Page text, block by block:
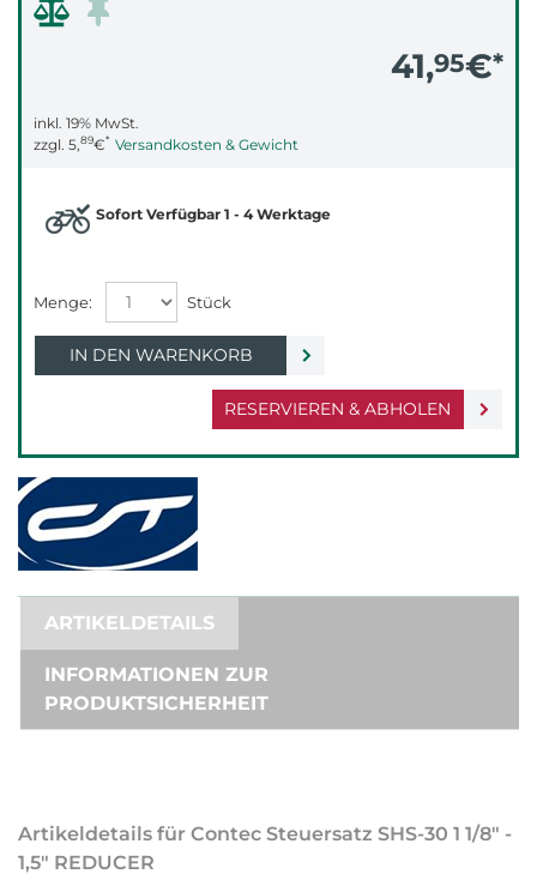
41,95€*
inkl. 19% MwSt.
zzgl. 5,89€* Versandkosten & Gewicht
RESERVIEREN & ABHOLEN
Sofort Verfügbar 1 - 4 Werktage
IN DEN WARENKORB
ARTIKELDETAILS
INFORMATIONEN ZUR
PRODUKTSICHERHEIT
Artikeldetails für Contec Steuersatz SHS-30 1 1/8" -
1,5" REDUCER